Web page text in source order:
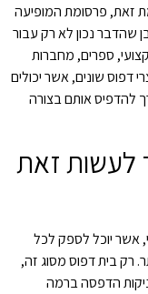
זאת, פרסומת המופיעה
שהדבר נכון לא רק עבור
ספרים, מחברות
דפוס שונים, אשר יכולים
להדפיס אותם בצורה
לעשות זאת
אשר יוכל לספק לכל
רק בית דפוס מסוג זה,
הדפסה ברמה